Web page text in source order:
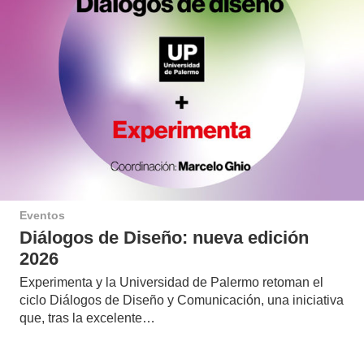
Eventos
Diálogos de Diseño: nueva edición
2026
Experimenta y la Universidad de Palermo retoman el
ciclo Diálogos de Diseño y Comunicación, una iniciativa
que, tras la excelente…